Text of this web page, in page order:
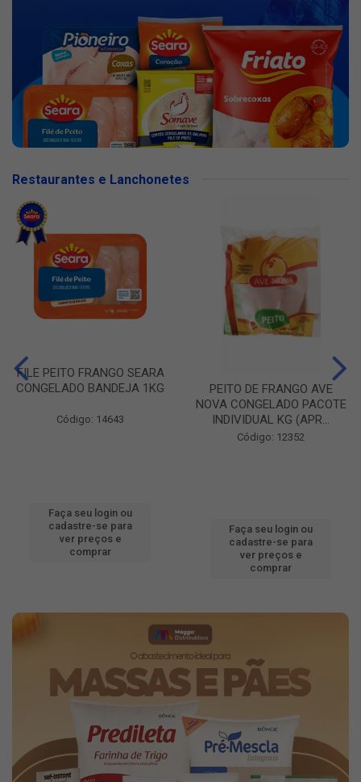
Restaurantes e Lanchonetes
FILE PEITO FRANGO SEARA
CONGELADO BANDEJA 1KG
Código: 14643
Faça seu login ou
cadastre-se para
ver preços e
comprar
PEITO DE FRANGO AVE
NOVA CONGELADO PACOTE
INDIVIDUAL KG (APR...
Código: 12352
Faça seu login ou
cadastre-se para
ver preços e
comprar